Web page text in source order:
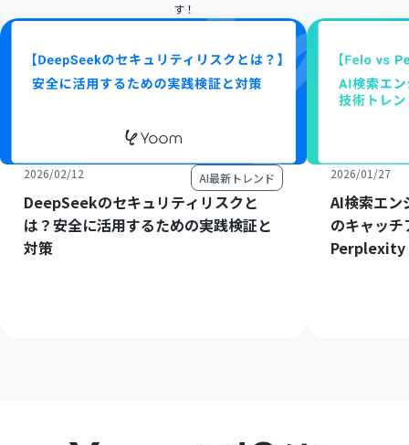
す！
2026/02/12 AI最新トレンド
DeepSeekのセキュリティリスクと
は？安全に活用するための実践検証と
対策
2026/01/27
AI検索エン
のキャッ
Perplexity